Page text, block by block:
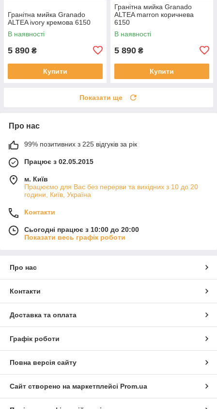
Гранітна мийка Granado
ALTEA ivory кремова 6150
В наявності
5 890 ₴
Купити
Гранітна мийка Granado
ALTEA marron коричнева
6150
В наявності
5 890 ₴
Купити
Показати ще
Про нас
99% позитивних з 225 відгуків за рік
Працює з 02.05.2015
м. Київ
Працюємо для Вас без перерви та вихідних з 10 до 20
години, Київ, Україна
Контакти
Сьогодні працює з 10:00 до 20:00
Показати весь графік роботи
Про нас
Контакти
Доставка та оплата
Графік роботи
Повна версія сайту
Сайт створено на маркетплейсі Prom.ua